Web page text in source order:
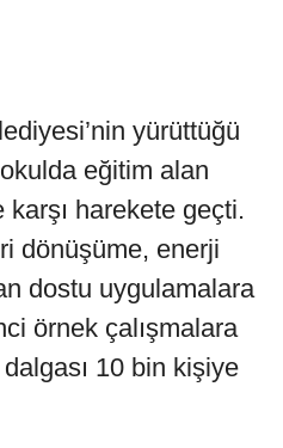
yürüttüğü
eğitim alan
harekete geçti.
dönüşüme, enerji
dostu uygulamalara
örnek çalışmalara
dalgası 10 bin kişiye